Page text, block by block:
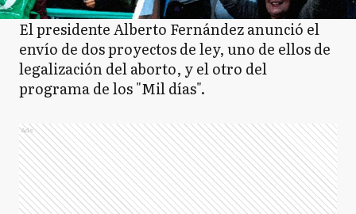
El presidente Alberto Fernández anunció el
envío de dos proyectos de ley, uno de ellos de
legalización del aborto, y el otro del
programa de los "Mil días".
Ads